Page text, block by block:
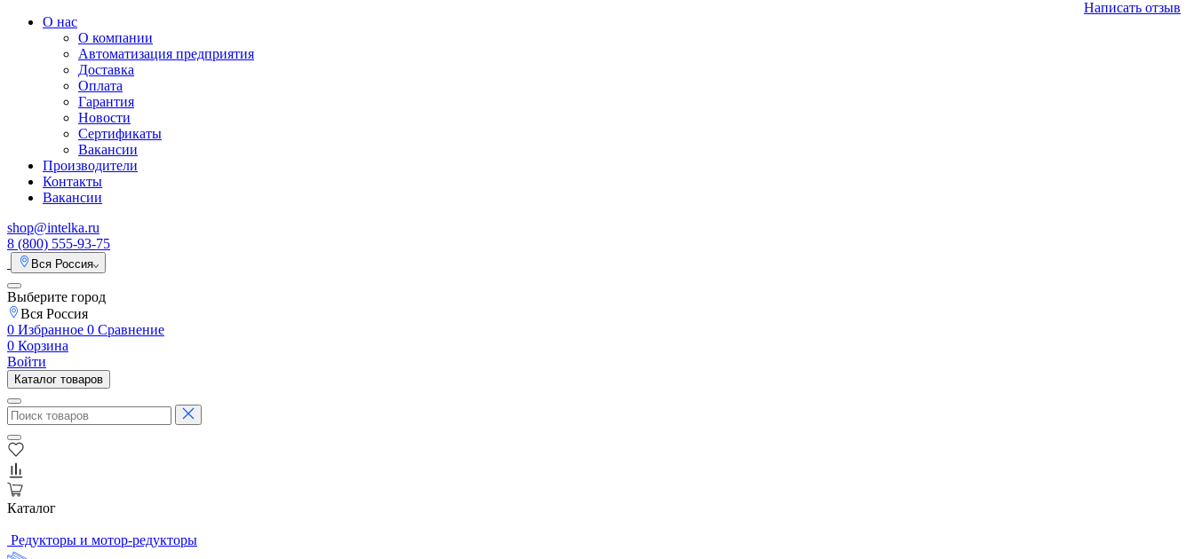
О нас
О компании
Автоматизация предприятия
Доставка
Оплата
Гарантия
Новости
Сертификаты
Вакансии
Производители
Контакты
Вакансии
shop@intelka.ru
8 (800) 555-93-75
Вся Россия
Выберите город
Вся Россия
0 Избранное 0 Сравнение
0 Корзина
Войти
Каталог товаров
Каталог
Редукторы и мотор-редукторы
Написать отзыв